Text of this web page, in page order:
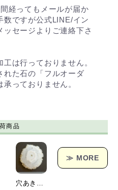
経ってもメールが届か
数ですが公式LINE/イン
ッセージよりご連絡下さ
は行っておりません。
た石の「フルオーダ
っておりません。
商品
≫ MORE